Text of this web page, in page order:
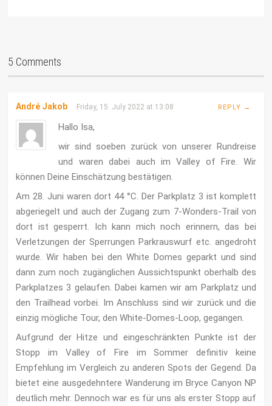
5 Comments
André Jakob Friday, 15. July 2022 at 13:08 REPLY →
Hallo Isa,
wir sind soeben zurück von unserer Rundreise
und waren dabei auch im Valley of Fire. Wir
können Deine Einschätzung bestätigen.
Am 28. Juni waren dort 44 °C. Der Parkplatz 3 ist komplett
abgeriegelt und auch der Zugang zum 7-Wonders-Trail von
dort ist gesperrt. Ich kann mich noch erinnern, das bei
Verletzungen der Sperrungen Parkrauswurf etc. angedroht
wurde. Wir haben bei den White Domes geparkt und sind
dann zum noch zugänglichen Aussichtspunkt oberhalb des
Parkplatzes 3 gelaufen. Dabei kamen wir am Parkplatz und
den Trailhead vorbei. Im Anschluss sind wir zurück und die
einzig mögliche Tour, den White-Domes-Loop, gegangen.
Aufgrund der Hitze und eingeschränkten Punkte ist der
Stopp im Valley of Fire im Sommer definitiv keine
Empfehlung im Vergleich zu anderen Spots der Gegend. Da
bietet eine ausgedehntere Wanderung im Bryce Canyon NP
deutlich mehr. Dennoch war es für uns als erster Stopp auf